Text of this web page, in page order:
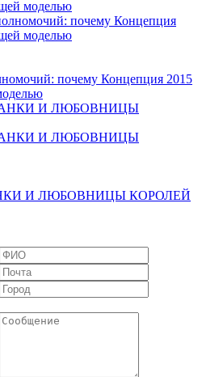
почему Концепция 2015
И ЛЮБОВНИЦЫ КОРОЛЕЙ